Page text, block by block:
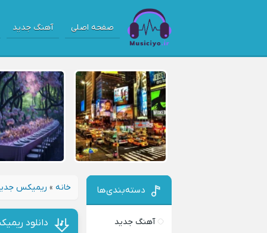
صفحه اصلی آهنگ جدید
خانه » ریمیکس
دانلود
دسته‌بندی‌ها
آهنگ جدید